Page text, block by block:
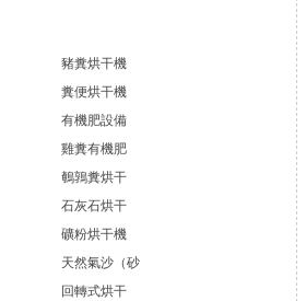
豬糞烘干機
糞便烘干機
有機肥設備
雞糞有機肥
鵪鶉糞烘干
石灰石烘干
礦粉烘干機
天然氣沙（砂
回轉式烘干